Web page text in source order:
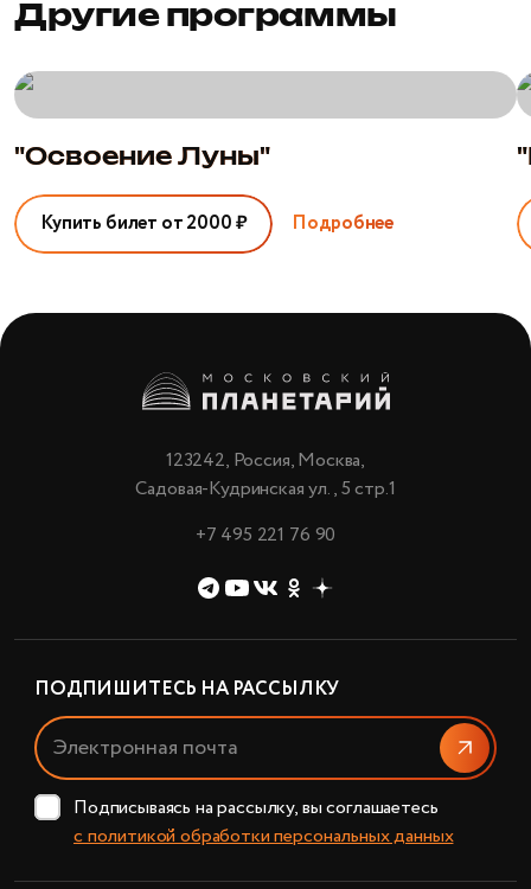
Другие программы
"Освоение
Луны"
"Освоение Луны"
Купить билет от 2000 ₽ Подробнее
123242, Россия, Москва,
Садовая-Кудринская ул., 5 стр.1
+7 495 221 76 90
ПОДПИШИТЕСЬ НА РАССЫЛКУ
Подписываясь на рассылку, вы соглашаетесь
с политикой обработки персональных данных